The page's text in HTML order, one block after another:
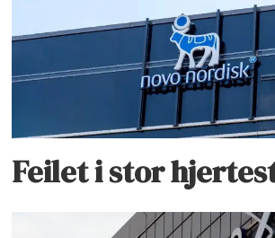
Feilet i stor